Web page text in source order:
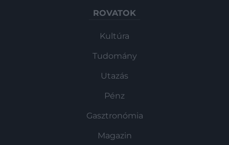
ROVATOK
Kultúra
Tudomány
Utazás
Pénz
Gasztronómia
Magazin